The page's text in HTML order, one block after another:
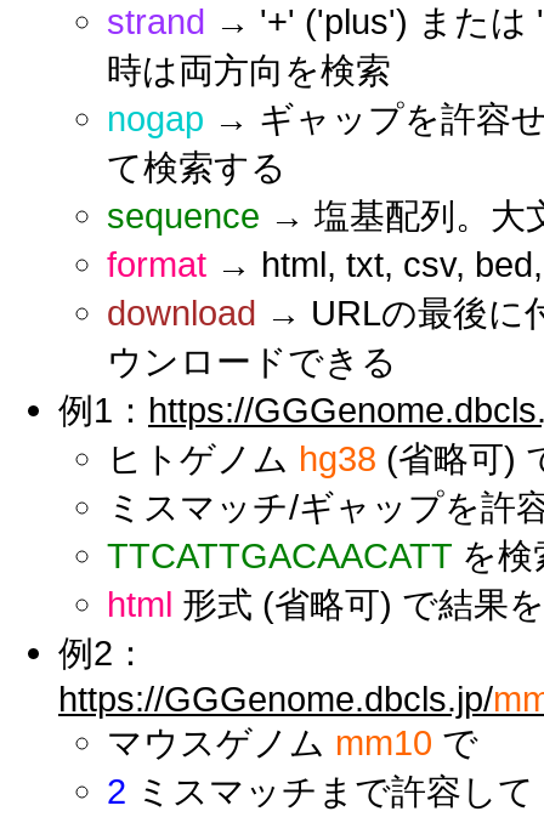
strand → '+' ('plus') または
時は両方向を検索
nogap → ギャップを許容
て検索する
sequence → 塩基配列。大
format → html, txt, csv,
download → URLの最後に
ウンロードできる
例1： https://
ヒトゲノム hg38 (省略可)
ミスマッチ/ギャップを許
TTCATTGACAACATT を検
html 形式 (省略可) で結果
例2：
https://GGGenome.dbcls.jp/
マウスゲノム mm10 で
2 ミスマッチまで許容して